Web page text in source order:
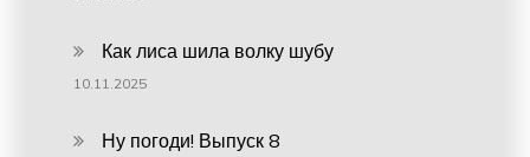
Как лиса шила волку шубу
10.11.2025
Ну погоди! Выпуск 8